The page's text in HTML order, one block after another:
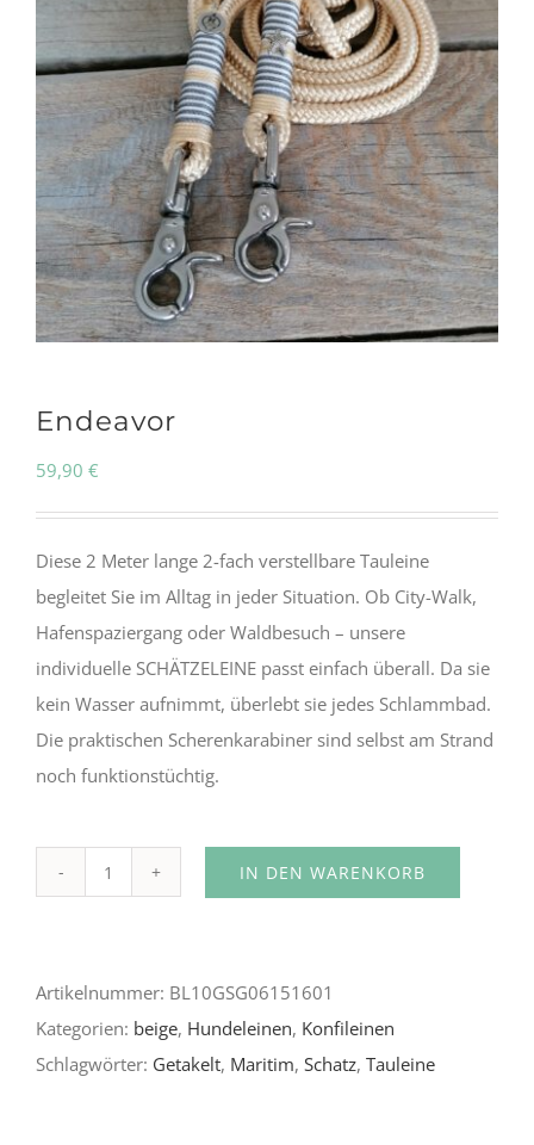
Endeavor
59,90 €
Diese 2 Meter lange 2-fach verstellbare Tauleine
begleitet Sie im Alltag in jeder Situation. Ob City-Walk,
Hafenspaziergang oder Waldbesuch – unsere
individuelle SCHÄTZELEINE passt einfach überall. Da sie
kein Wasser aufnimmt, überlebt sie jedes Schlammbad.
Die praktischen Scherenkarabiner sind selbst am Strand
noch funktionstüchtig.
IN DEN WARENKORB
Artikelnummer: BL10GSG06151601
Kategorien: beige, Hundeleinen, Konfileinen
Schlagwörter: Getakelt, Maritim, Schatz, Tauleine